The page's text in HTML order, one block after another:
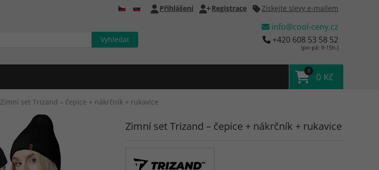
Přihlášení Registrace Získejte slevy e-mailem
info@cool-ceny.cz
+420 608 53 58 52
(po-pá: 9-15h.)
0
0 Kč
Zimní set Trizand – čepice + nákrčník + rukavice
Zimní set Trizand – čepice + nákrčník + rukavice